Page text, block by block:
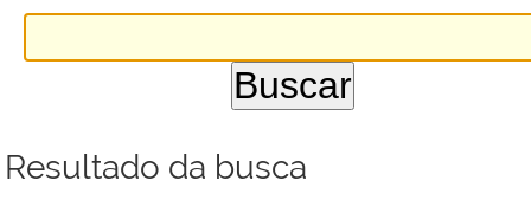
Resultado da busca